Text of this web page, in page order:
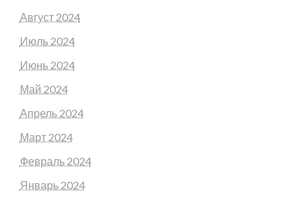
Август 2024
Июль 2024
Июнь 2024
Май 2024
Апрель 2024
Март 2024
Февраль 2024
Январь 2024